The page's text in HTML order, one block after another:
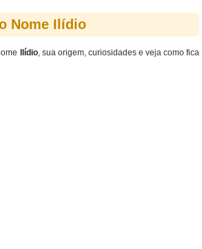
Nome Ilídio
Ilídio, sua origem, curiosidades e veja como fica